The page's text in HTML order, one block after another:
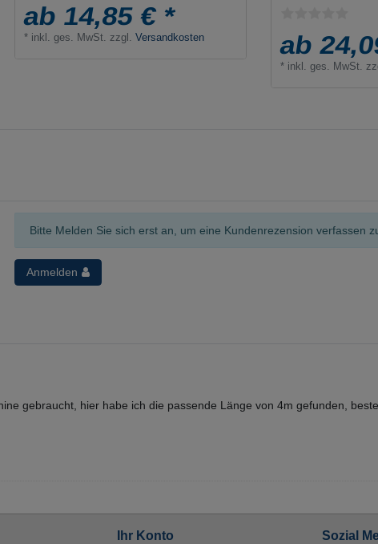
ab 14,85 € *
* inkl. ges. MwSt. zzgl.Versandkosten ab
* inkl. ges. MwSt.
Bitte Melden Sie sich erst an, um eine Kundenrezension verfassen
Anmelden
gebraucht, hier habe ich die passende Länge von 4m gefunden,
Ihr Konto Sozial